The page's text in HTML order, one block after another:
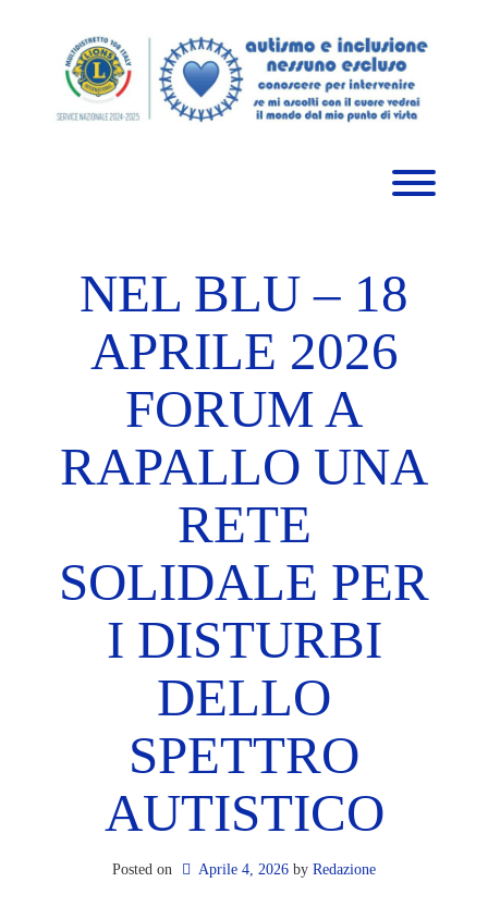
NEL BLU – 18
APRILE 2026
FORUM A
RAPALLO UNA
RETE
SOLIDALE PER
I DISTURBI
DELLO
SPETTRO
AUTISTICO
Posted on Aprile 4, 2026 by Redazione